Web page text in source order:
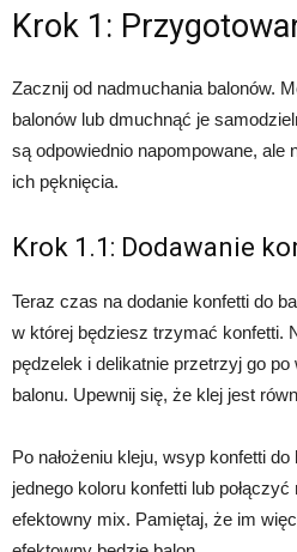
Krok 1:
Zacznij od nadmuchania balonów.
balonów lub dmuchnąć je
są odpowiednio napompowane, ale
ich pęknięcia.
Krok 1.1: Dodawanie
Teraz czas na dodanie konfetti do
w której będziesz trzymać konfetti.
pędzelek i delikatnie przetrzyj go
balonu. Upewnij się, że klej jest
Po nałożeniu kleju, wsyp konfetti
jednego koloru konfetti lub
efektowny mix. Pamiętaj, że im